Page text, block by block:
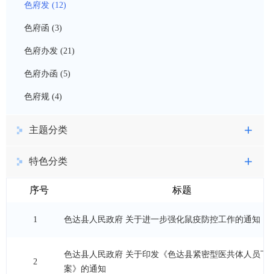
色府发 (12)
色府函 (3)
色府办发 (21)
色府办函 (5)
色府规 (4)
主题分类
特色分类
序号 标题
1 色达县人民政府 关于进一步强化鼠疫防控工作的通知
2
色达县人民政府 关于印发《色达县紧密型医共体人员
案》的通知